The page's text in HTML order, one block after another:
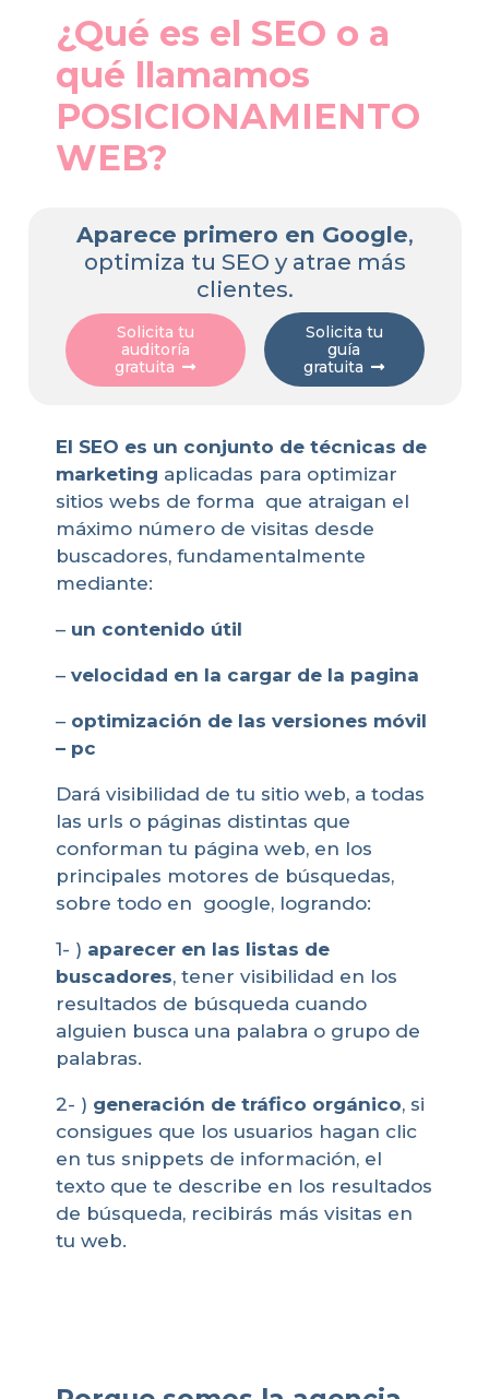
¿Qué es el SEO o a
qué llamamos
POSICIONAMIENTO
WEB?
Aparece primero en Google,
optimiza tu SEO y atrae más
clientes.
Solicita tu
auditoría
gratuita
Solicita tu
guía
gratuita
El SEO es un conjunto de técnicas de
marketing aplicadas para optimizar
sitios webs de forma que atraigan el
máximo número de visitas desde
buscadores, fundamentalmente
mediante:
– un contenido útil
– velocidad en la cargar de la pagina
– optimización de las versiones móvil
– pc
Dará visibilidad de tu sitio web, a todas
las urls o páginas distintas que
conforman tu página web, en los
principales motores de búsquedas,
sobre todo en google, logrando:
1- ) aparecer en las listas de
buscadores, tener visibilidad en los
resultados de búsqueda cuando
alguien busca una palabra o grupo de
palabras.
2- ) generación de tráfico orgánico, si
consigues que los usuarios hagan clic
en tus snippets de información, el
texto que te describe en los resultados
de búsqueda, recibirás más visitas en
tu web.